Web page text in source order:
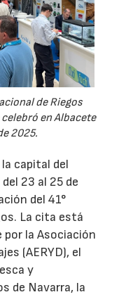
de Riegos
en Albacete
2025.
capital del
23 al 25 de
del 41°
La cita está
la Asociación
(AERYD), el
y
de Navarra, la